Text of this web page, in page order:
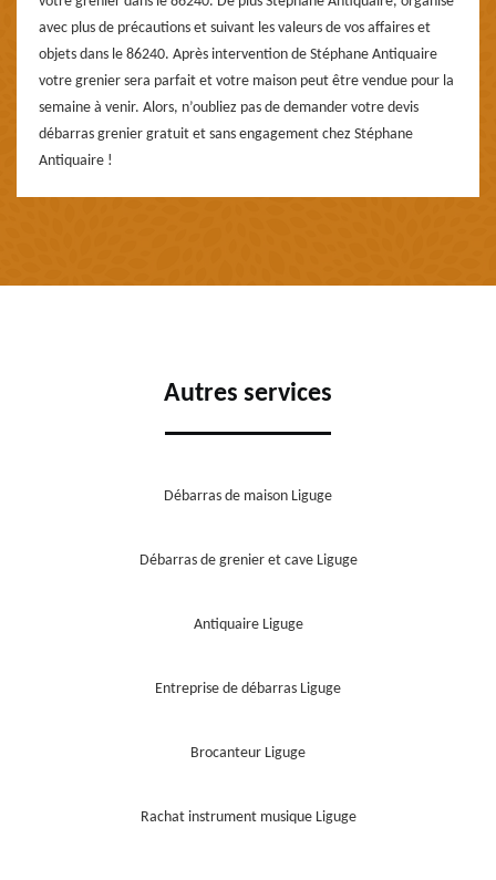
avec plus de précautions et suivant les valeurs de vos affaires et
objets dans le 86240. Après intervention de Stéphane Antiquaire
votre grenier sera parfait et votre maison peut être vendue pour la
semaine à venir. Alors, n’oubliez pas de demander votre devis
débarras grenier gratuit et sans engagement chez Stéphane
Antiquaire !
Autres services
Débarras de maison Liguge
Débarras de grenier et cave Liguge
Antiquaire Liguge
Entreprise de débarras Liguge
Brocanteur Liguge
Rachat instrument musique Liguge